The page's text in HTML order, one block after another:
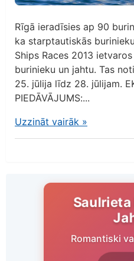
Rīgā ieradīsies ap 90
ka starptautiskās
Ships Races 2013
burinieku un jahtu. Tas
25. jūlija līdz 28. jūlijam.
PIEDĀVĀJUMS:...
Uzzināt vairāk »
Romantiski